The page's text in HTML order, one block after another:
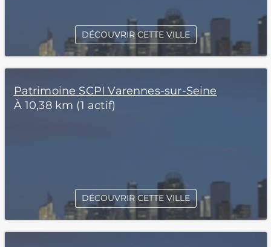
DÉCOUVRIR CETTE VILLE
Patrimoine SCPI Varennes-sur-Seine
À 10,38 km (1 actif)
DÉCOUVRIR CETTE VILLE